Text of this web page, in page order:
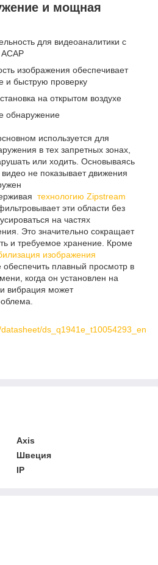
и мощная
для видеоаналитики с
изображения обеспечивает
и быструю проверку
на открытом воздухе
обнаружение
используется для
в тех запретных зонах,
или ходить. Основываясь
не показывает движения
технологию Zipstream
эти области без
на частях
Это значительно сокращает
и требуемое хранение. Кроме
изображения
обеспечить плавный просмотр в
когда он установлен на
вибрация может
ds_q1941e_t10054293_en
Axis
Швеция
IP